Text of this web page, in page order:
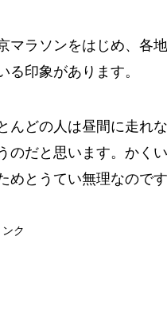
マラソンをはじめ、各
る印象があります。
んどの人は昼間に走れ
のだと思います。かく
めとうてい無理なのです
ク